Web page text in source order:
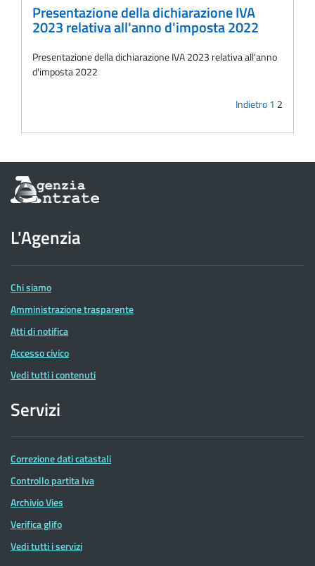
Presentazione della dichiarazione IVA
2023 relativa all'anno d'imposta 2022
Presentazione della dichiarazione IVA 2023 relativa all'anno
d'imposta 2022
Indietro1 2
Informazioni
sul
dell'Agenzia
delle
Entrate
L'Agenzia
Chi siamo
Amministrazione trasparente
Atti di notifica
Accesso civico
Vedi tutti i contenuti
Servizi
Correzione dati catastali
Controllo partita Iva
Archivio Vies
Verifica glifo
Vedi tutti i servizi